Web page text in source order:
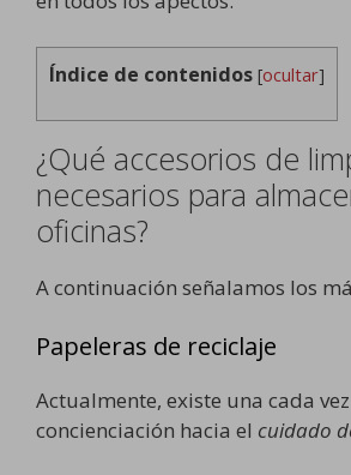
Índice de contenidos [ocultar]
¿Qué accesorios de
necesarios para
oficinas?
A continuación señalamos los
Papeleras de reciclaje
Actualmente, existe una cada
concienciación hacia el cuidado